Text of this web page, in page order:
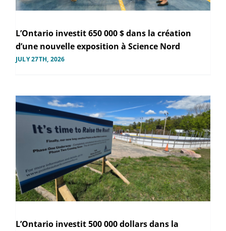
L’Ontario investit 650 000 $ dans la création
d’une nouvelle exposition à Science Nord
JULY 27TH, 2026
L’Ontario investit 500 000 dollars dans la